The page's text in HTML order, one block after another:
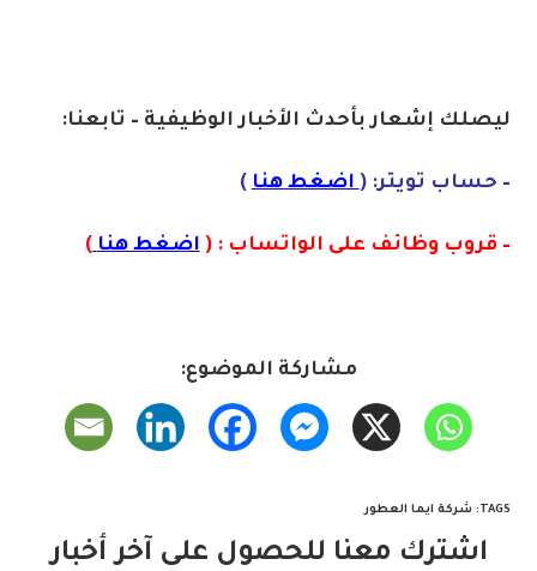
ليصلك إشعار بأحدث الأخبار الوظيفية – تابعنا:
– حساب تويتر: ( اضغط هنا )
– قروب وظائف على الواتساب : ( اضغط هنا )
مشاركة الموضوع:
TAGS
: شركة ايما العطور
اشترك معنا للحصول على آخر أخبار